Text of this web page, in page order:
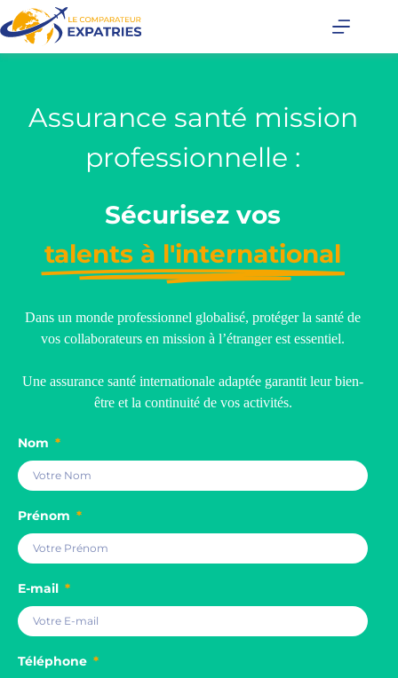
Assurance santé mission
professionnelle :
Sécurisez vos
talents à l'international
Dans un monde professionnel globalisé, protéger la santé de
vos collaborateurs en mission à l’étranger est essentiel.
Une assurance santé internationale adaptée garantit leur bien-
être et la continuité de vos activités.
Nom
Prénom
E-mail
Téléphone